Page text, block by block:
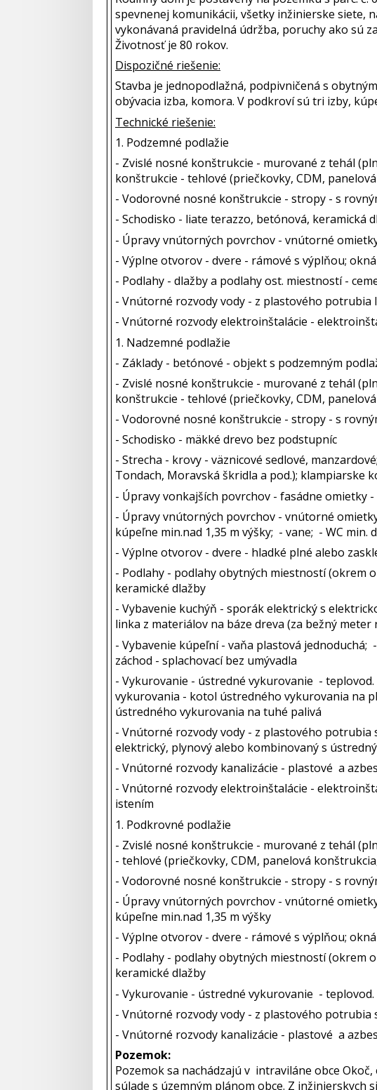
spevnenej komunikácii, všetky inžinierske siete,
vykonávaná pravidelná údržba, poruchy ako sú
Životnosť je 80 rokov.
Dispozičné riešenie:
Stavba je jednopodlažná, podpivničená s
obývacia izba, komora. V podkroví sú tri izby,
Technické riešenie:
1. Podzemné podlažie
- Zvislé nosné konštrukcie - murované z tehál
konštrukcie - tehlové (priečkovky, CDM,
- Vodorovné nosné konštrukcie - stropy - s
- Schodisko - liate terazzo, betónová, keramická
- Úpravy vnútorných povrchov - vnútorné
- Výplne otvorov - dvere - rámové s výplňou;
- Podlahy - dlažby a podlahy ost. miestností -
- Vnútorné rozvody vody - z plastového potrubia
- Vnútorné rozvody elektroinštalácie -
1. Nadzemné podlažie
- Základy - betónové - objekt s podzemným
- Zvislé nosné konštrukcie - murované z tehál
konštrukcie - tehlové (priečkovky, CDM,
- Vodorovné nosné konštrukcie - stropy - s
- Schodisko - mäkké drevo bez podstupníc
- Strecha - krovy - väznicové sedlové,
Tondach, Moravská škridla a pod.); klampiarske
- Úpravy vonkajších povrchov - fasádne omietky
- Úpravy vnútorných povrchov - vnútorné
kúpeľne min.nad 1,35 m výšky; - vane; - WC
- Výplne otvorov - dvere - hladké plné alebo
- Podlahy - podlahy obytných miestností (okrem
keramické dlažby
- Vybavenie kuchýň - sporák elektrický s
linka z materiálov na báze dreva (za bežný
- Vybavenie kúpeľní - vaňa plastová
záchod - splachovací bez umývadla
- Vykurovanie - ústredné vykurovanie -
vykurovania - kotol ústredného vykurovania na
ústredného vykurovania na tuhé palivá
- Vnútorné rozvody vody - z plastového
elektrický, plynový alebo kombinovaný s
- Vnútorné rozvody kanalizácie - plastové a
- Vnútorné rozvody elektroinštalácie -
istením
1. Podkrovné podlažie
- Zvislé nosné konštrukcie - murované z tehál
- tehlové (priečkovky, CDM, panelová
- Vodorovné nosné konštrukcie - stropy - s
- Úpravy vnútorných povrchov - vnútorné
kúpeľne min.nad 1,35 m výšky
- Výplne otvorov - dvere - rámové s výplňou;
- Podlahy - podlahy obytných miestností (okrem
keramické dlažby
- Vykurovanie - ústredné vykurovanie -
- Vnútorné rozvody vody - z plastového
- Vnútorné rozvody kanalizácie - plastové a
Pozemok:
Pozemok sa nachádzajú v intraviláne obce
súlade s územným plánom obce. Z inžinierskych